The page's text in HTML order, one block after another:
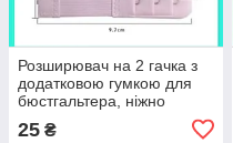
Розширювач на 2 гачка з
додатковою гумкою для
бюстгальтера, ніжно
25 ₴